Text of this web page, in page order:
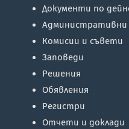
Документи по
Административни
Комисии и съвети
Заповеди
Решения
Обявления
Регистри
Отчети и доклади